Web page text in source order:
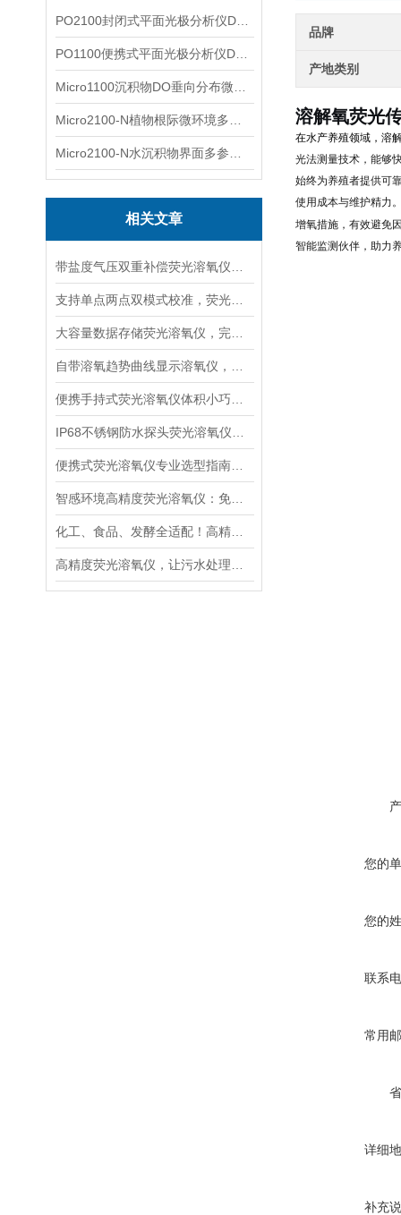
相关文章
品牌
产地类别
溶解氧荧光
在水产养殖领域，溶
光法测量技术，能够
始终为养殖者提供可
使用成本与维护精力
增氧措施，有效避免
智能监测伙伴，助力
您的
您的
联系
常用
详细
补充